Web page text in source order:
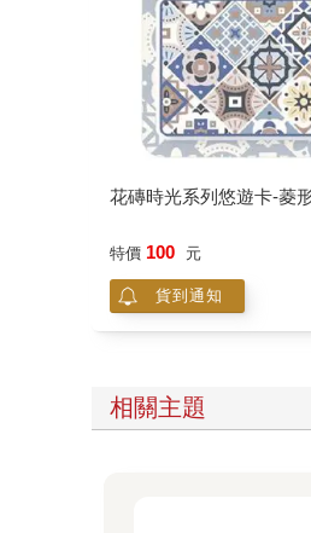
花磚時光系列悠遊卡-菱
特價 100 元
貨到通知
相關主題